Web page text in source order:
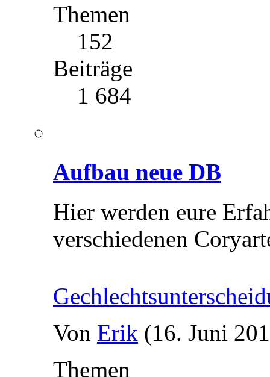
Themen
152
Beiträge
1 684
Aufbau neue DB
Hier werden eure
verschiedenen
Von Erik (16. Juni
Themen